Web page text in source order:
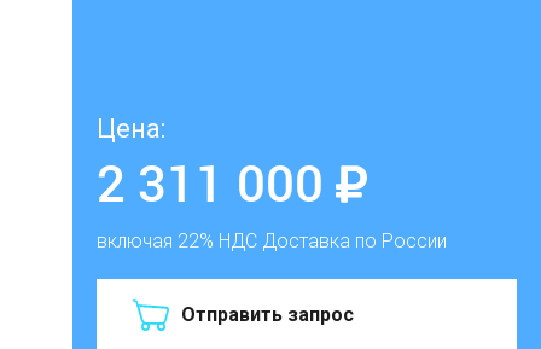
Цена:
2 311 000
включая 22% НДС Доставка по России
Отправить запрос